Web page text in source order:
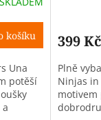
košíku
Una
potěší
399 Kč
Plně
Ninjas
motivem